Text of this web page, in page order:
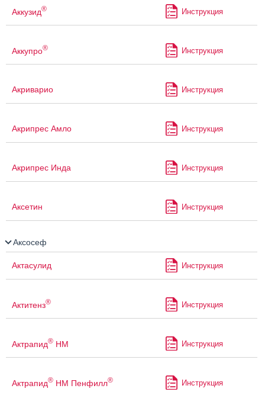
Аккузид® Инструкция
Аккупро® Инструкция
Акриварио Инструкция
Акрипрес Амло Инструкция
Акрипрес Инда Инструкция
Аксетин Инструкция
Аксосеф
Актасулид Инструкция
Актитенз® Инструкция
Актрапид® НМ Инструкция
Актрапид® НМ Пенфилл® Инструкция